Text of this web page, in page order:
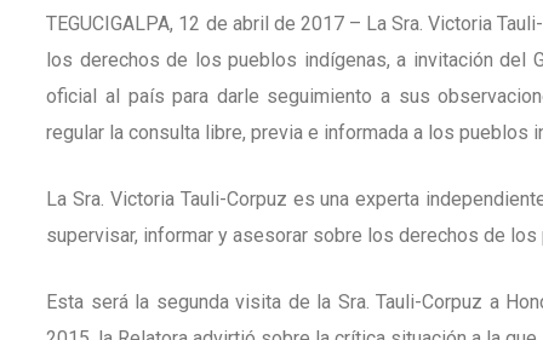
TEGUCIGALPA, 12 de abril de 2017 – La Sra. Victoria
los derechos de los pueblos indígenas, a invitación del
oficial al país para darle seguimiento a sus
regular la consulta libre, previa e informada a los pueblos
La Sra. Victoria Tauli-Corpuz es una experta
supervisar, informar y asesorar sobre los derechos de
Esta será la segunda visita de la Sra. Tauli-Corpuz a